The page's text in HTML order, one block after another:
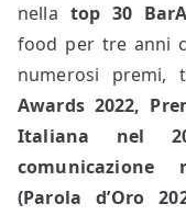
nella top 30
food per tre anni
numerosi premi,
Awards 2022,
Italiana nel
comunicazione
(Parola d’Oro